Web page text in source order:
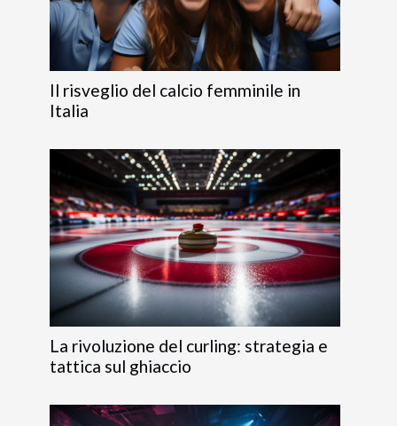
Il risveglio del calcio femminile in
Italia
La rivoluzione del curling: strategia e
tattica sul ghiaccio